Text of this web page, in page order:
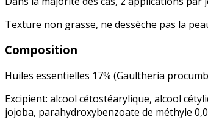
Texture non grasse, ne dessèche pas la
Composition
Huiles essentielles 17% (Gaultheria
Excipient: alcool cétostéarylique, alcool
jojoba, parahydroxybenzoate de méthyle